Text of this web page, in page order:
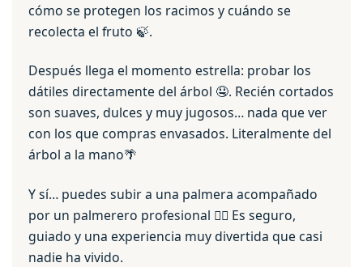
cómo se protegen los racimos y cuándo se
recolecta el fruto 🍃.
Después llega el momento estrella: probar los
dátiles directamente del árbol 🤤. Recién cortados
son suaves, dulces y muy jugosos… nada que ver
con los que compras envasados. Literalmente del
árbol a la mano🌴
Y sí… puedes subir a una palmera acompañado
por un palmerero profesional 🧗‍♂️ Es seguro,
guiado y una experiencia muy divertida que casi
nadie ha vivido.